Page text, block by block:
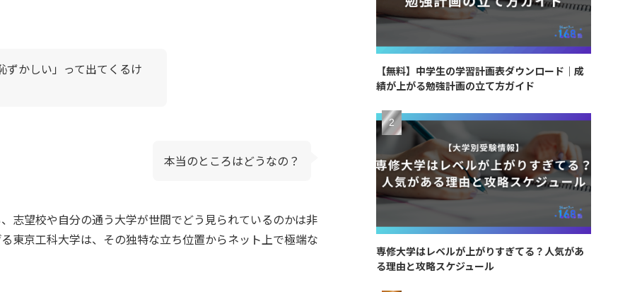
ずかしい」って出てくるけ
本当のところはどうなの？
志望校や自分の通う大学が世間でどう見られているのかは非
東京工科大学は、その独特な立ち位置からネット上で極端な
【無料】中学生の学習計画表ダウンロード｜成
績が上がる勉強計画の立て方ガイド
専修大学はレベルが上がりすぎてる？人気があ
る理由と攻略スケジュール